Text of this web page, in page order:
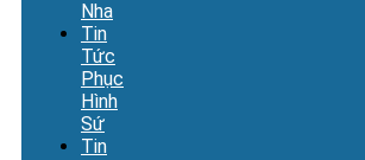
Nha
Tin
Tức
Phục
Hình
Sứ
Tin